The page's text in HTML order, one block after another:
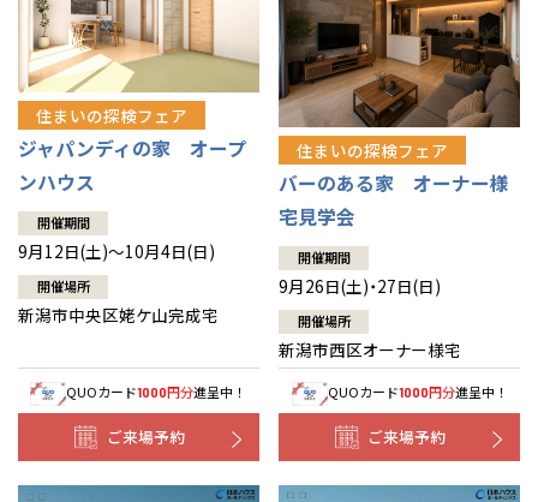
住まいの探検フェア
ジャパンディの家 オープ
ンハウス
開催期間
9月12日(土)～10月4日(日)
開催場所
新潟市中央区姥ケ山完成宅
QUOカード1000円分進呈中！
ご来場予約
住まいの探検フェア
バーのある家 オーナー様
宅見学会
開催期間
9月26日(土)・27日(日)
開催場所
新潟市西区オーナー様宅
QUOカード1000円分進呈中！
ご来場予約